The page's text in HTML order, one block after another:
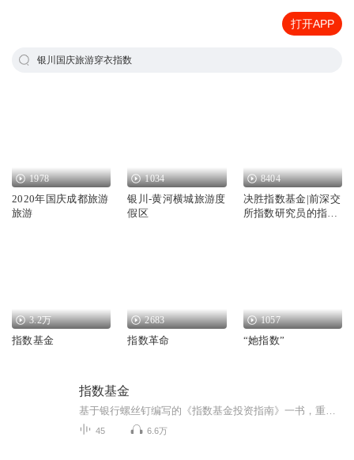
打开APP
银川国庆旅游穿衣指数
1978
2020年国庆成都旅游
旅游
1034
银川-黄河横城旅游度
假区
8404
决胜指数基金|前深交
所指数研究员的指数
3.2万
指数基金
2683
指数革命
1057
“她指数”
指数基金
45 6.6万